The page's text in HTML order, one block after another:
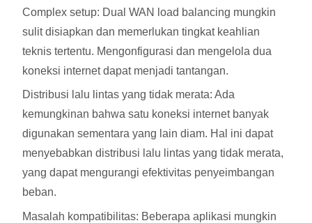
Complex setup: Dual WAN load balancing mungkin
sulit disiapkan dan memerlukan tingkat keahlian
teknis tertentu. Mengonfigurasi dan mengelola dua
koneksi internet dapat menjadi tantangan.
Distribusi lalu lintas yang tidak merata: Ada
kemungkinan bahwa satu koneksi internet banyak
digunakan sementara yang lain diam. Hal ini dapat
menyebabkan distribusi lalu lintas yang tidak merata,
yang dapat mengurangi efektivitas penyeimbangan
beban.
Masalah kompatibilitas: Beberapa aplikasi mungkin